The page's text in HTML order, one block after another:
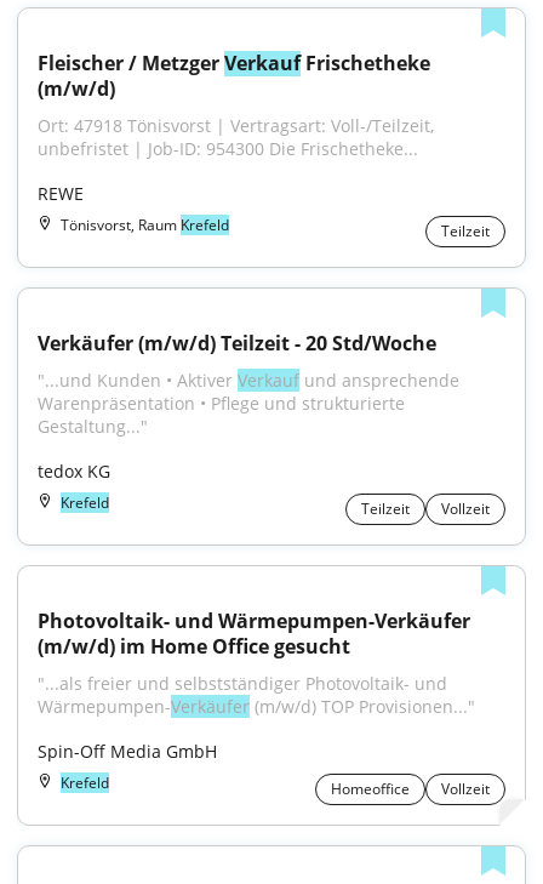
Fleischer / Metzger Verkauf Frischetheke
(m/w/d)
Ort: 47918 Tönisvorst | Vertragsart: Voll-/Teilzeit,
unbefristet | Job-ID: 954300 Die Frischetheke...
REWE
Tönisvorst, Raum Krefeld Teilzeit
Verkäufer (m/w/d) Teilzeit - 20 Std/Woche
"...und Kunden • Aktiver Verkauf und ansprechende
Warenpräsentation • Pflege und strukturierte
Gestaltung..."
tedox KG
Krefeld Teilzeit Vollzeit
Photovoltaik- und Wärmepumpen-Verkäufer
(m/w/d) im Home Office gesucht
"...als freier und selbstständiger Photovoltaik- und
Wärmepumpen-Verkäufer (m/w/d) TOP Provisionen..."
Spin-Off Media GmbH
Krefeld Homeoffice Vollzeit